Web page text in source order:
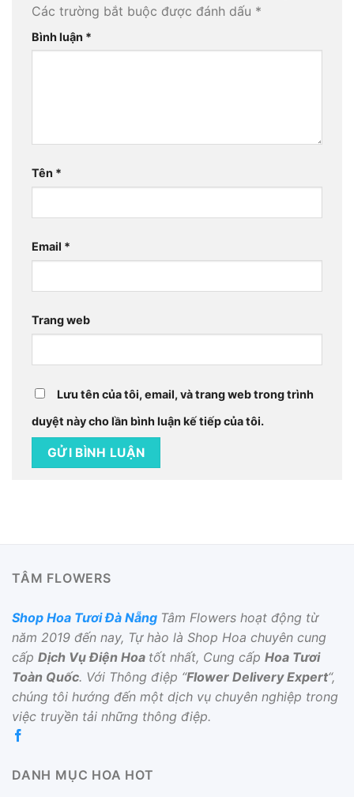
Các trường bắt buộc được đánh dấu *
Bình luận *
Tên *
Email *
Trang web
Lưu tên của tôi, email, và trang web trong trình
duyệt này cho lần bình luận kế tiếp của tôi.
TÂM FLOWERS
Shop Hoa Tươi Đà Nẵng Tâm Flowers hoạt động từ
năm 2019 đến nay, Tự hào là Shop Hoa chuyên cung
cấp Dịch Vụ Điện Hoa tốt nhất, Cung cấp Hoa Tươi
Toàn Quốc. Với Thông điệp “Flower Delivery Expert“,
chúng tôi hướng đến một dịch vụ chuyên nghiệp trong
việc truyền tải những thông điệp.
DANH MỤC HOA HOT